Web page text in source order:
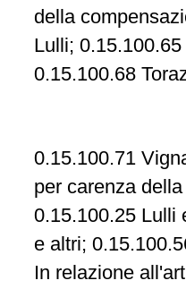
della
Lulli;
0.15.100.68
0.15.100.71
per carenza
0.15.100.25 Lulli
e altri;
In relazione